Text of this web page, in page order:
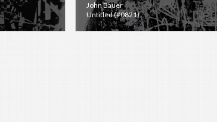
John Bauer
Untitled (#0821)